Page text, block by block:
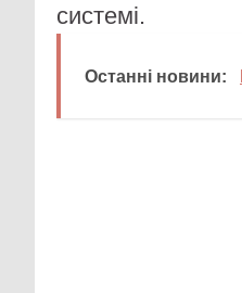
системі.
Останні новини: